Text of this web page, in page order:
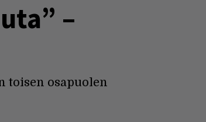
–
toisen osapuolen